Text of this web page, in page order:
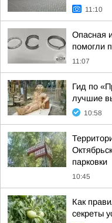
11:10
Опасная
помогли
11:07
Гид по
лучшие
10:58
парковки
10:45
Как
секреты